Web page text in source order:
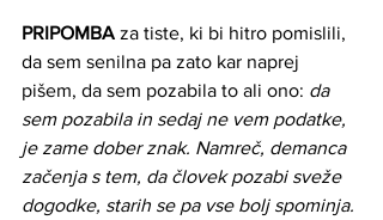
PRIPOMBA za tiste, ki bi hitro pomislili,
da sem senilna pa zato kar naprej
pišem, da sem pozabila to ali ono: da
sem pozabila in sedaj ne vem podatke,
je zame dober znak. Namreč, demanca
začenja s tem, da človek pozabi sveže
dogodke, starih se pa vse bolj spominja.